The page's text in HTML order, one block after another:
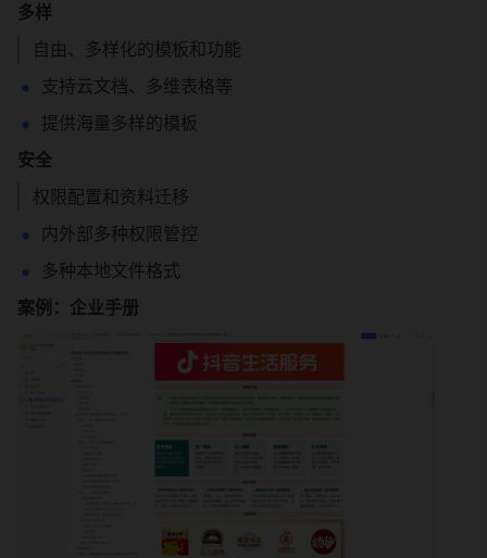
多样
自由、多样化的模板和功能
支持云文档、多维表格等
提供海量多样的模板
安全
权限配置和资料迁移
内外部多种权限管控
多种本地文件格式
案例：企业手册